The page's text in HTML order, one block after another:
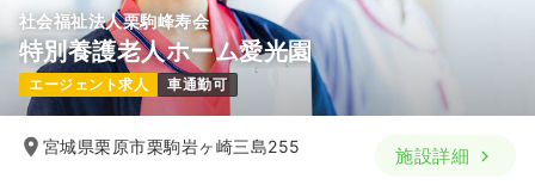
社会福祉法人栗駒峰寿会
特別養護老人ホーム愛光園
エージェント求人 車通勤可
宮城県栗原市栗駒岩ヶ崎三島255 施設詳細